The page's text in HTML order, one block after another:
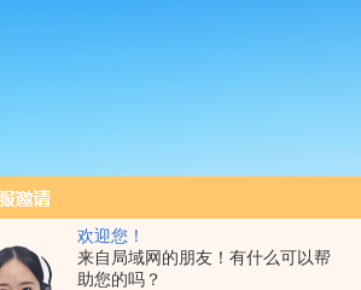
欢迎您！
来自局域网的朋友！有什么可以帮
助您的吗？